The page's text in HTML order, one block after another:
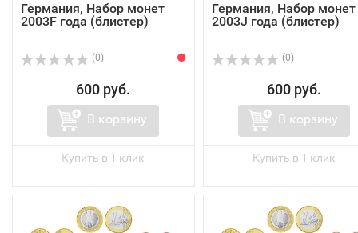
Германия, Набор монет
2003F года (блистер)
(0)
600 руб.
В корзину
Германия, Набор монет
2003J года (блистер)
(0)
600 руб.
В корзину